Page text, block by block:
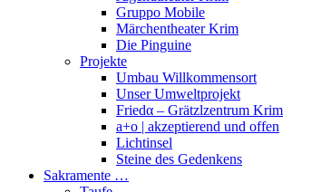
Gruppo Mobile
Märchentheater Krim
Die Pinguine
Projekte
Umbau Willkommensort
Unser Umweltprojekt
Friedα – Grätzlzentrum Krim
a+o | akzeptierend und offen
Lichtinsel
Steine des Gedenkens
Sakramente …